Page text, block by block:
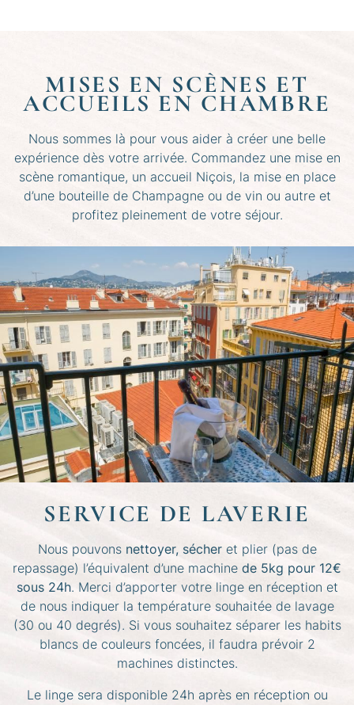
MISES EN SCÈNES ET
ACCUEILS EN CHAMBRE
Nous sommes là pour vous aider à créer une belle
expérience dès votre arrivée. Commandez une mise en
scène romantique, un accueil Niçois, la mise en place
d’une bouteille de Champagne ou de vin ou autre et
profitez pleinement de votre séjour.
SERVICE DE LAVERIE
Nous pouvons nettoyer, sécheret plier (pas de
repassage) l’équivalent d’une machine de 5kg pour 12€
sous 24h. Merci d’apporter votre linge en réception et
de nous indiquer la température souhaitée de lavage
(30 ou 40 degrés). Si vous souhaitez séparer les habits
blancs de couleurs foncées, il faudra prévoir 2
machines distinctes.
Le linge sera disponible 24h après en réception ou